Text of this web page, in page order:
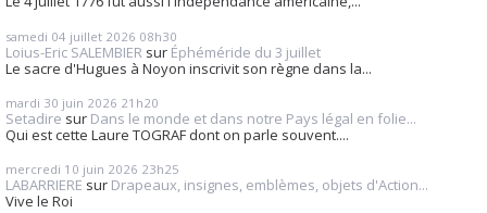
samedi 04 juillet 2026 08h30
Loius-Eric SALEMBIER sur Éphéméride du 3 juillet
Le sacre d'Hugues à Noyon inscrivit son règne dans la...
mardi 30 juin 2026 21h20
Setadire sur Dans le monde et dans notre Pays légal en folie...
Qui est cette Laure TOGRAF dont on parle souvent....
mercredi 10 juin 2026 23h25
LABARRIERE sur Drapeaux, insignes, emblèmes, objets d'Action...
Vive le Roi